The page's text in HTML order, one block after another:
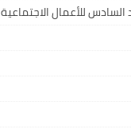
للأعمال الاجتماعية